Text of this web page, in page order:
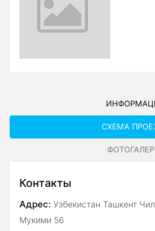
СХЕМА
Контакты
Адрес: Узбекистан Ташкент
Мукими 56